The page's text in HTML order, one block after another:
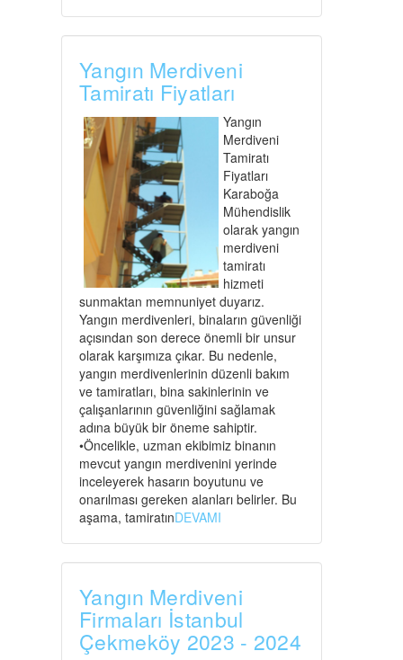
Yangın Merdiveni
Tamiratı Fiyatları
Yangın
Merdiveni
Tamiratı
Fiyatları
Karaboğa
Mühendislik
olarak yangın
merdiveni
tamiratı
hizmeti
sunmaktan memnuniyet duyarız.
Yangın merdivenleri, binaların güvenliği
açısından son derece önemli bir unsur
olarak karşımıza çıkar. Bu nedenle,
yangın merdivenlerinin düzenli bakım
ve tamiratları, bina sakinlerinin ve
çalışanlarının güvenliğini sağlamak
adına büyük bir öneme sahiptir.
•Öncelikle, uzman ekibimiz binanın
mevcut yangın merdivenini yerinde
inceleyerek hasarın boyutunu ve
onarılması gereken alanları belirler. Bu
aşama, tamiratınDEVAMI
Yangın Merdiveni
Firmaları İstanbul
Çekmeköy 2023 - 2024